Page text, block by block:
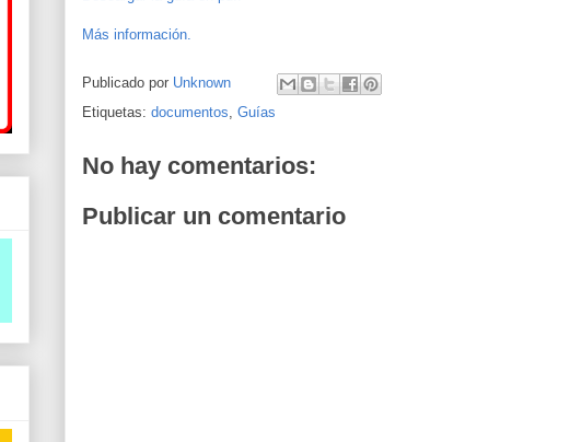
Más información.
Publicado por Unknown
Etiquetas: documentos, Guías
No hay comentarios:
Publicar un comentario